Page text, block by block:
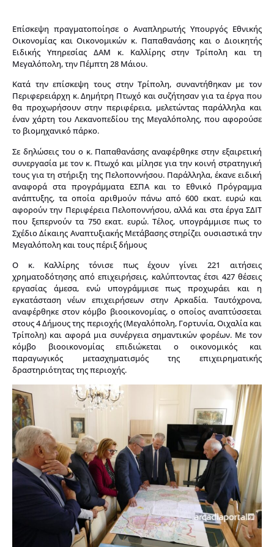
Επίσκεψη πραγματοποίησε ο Αναπληρωτής Υπουργός Εθνικής
Οικονομίας και Οικονομικών κ. Παπαθανάσης και ο Διοικητής
Ειδικής Υπηρεσίας ΔΑΜ κ. Καλλίρης στην Τρίπολη και τη
Μεγαλόπολη, την Πέμπτη 28 Μάιου.
Κατά την επίσκεψη τους στην Τρίπολη, συναντήθηκαν με τον
Περιφερειάρχη κ. Δημήτρη Πτωχό και συζήτησαν για τα έργα που
θα προχωρήσουν στην περιφέρεια, μελετώντας παράλληλα και
έναν χάρτη του Λεκανοπεδίου της Μεγαλόπολης, που αφορούσε
το βιομηχανικό πάρκο.
Σε δηλώσεις του ο κ. Παπαθανάσης αναφέρθηκε στην εξαιρετική
συνεργασία με τον κ. Πτωχό και μίλησε για την κοινή στρατηγική
τους για τη στήριξη της Πελοποννήσου. Παράλληλα, έκανε ειδική
αναφορά στα προγράμματα ΕΣΠΑ και το Εθνικό Πρόγραμμα
ανάπτυξης, τα οποία αριθμούν πάνω από 600 εκατ. ευρώ και
αφορούν την Περιφέρεια Πελοποννήσου, αλλά και στα έργα ΣΔΙΤ
που ξεπερνούν τα 750 εκατ. ευρώ. Τέλος, υπογράμμισε πως το
Σχέδιο Δίκαιης Αναπτυξιακής Μετάβασης στηρίζει ουσιαστικά την
Μεγαλόπολη και τους πέριξ δήμους
Ο κ. Καλλίρης τόνισε πως έχουν γίνει 221 αιτήσεις
χρηματοδότησης από επιχειρήσεις, καλύπτοντας έτσι 427 θέσεις
εργασίας άμεσα, ενώ υπογράμμισε πως προχωράει και η
εγκατάσταση νέων επιχειρήσεων στην Αρκαδία. Ταυτόχρονα,
αναφέρθηκε στον κόμβο βιοοικονομίας, ο οποίος αναπτύσσεται
στους 4 Δήμους της περιοχής (Μεγαλόπολη, Γορτυνία, Οιχαλία και
Τρίπολη) και αφορά μια συνέργεια σημαντικών φορέων. Με τον
κόμβο βιοοικονομίας επιδιώκεται ο οικονομικός και
παραγωγικός μετασχηματισμός της επιχειρηματικής
δραστηριότητας της περιοχής.